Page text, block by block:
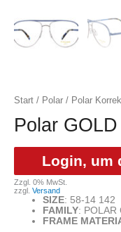
Start / Polar / Polar
Polar
Login, um
Zzgl. 0% MwSt.
zzgl. Versand
SIZE: 58-14 142
FAMILY: POLAR
FRAME